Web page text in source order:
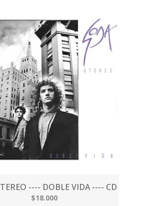
---- DOBLE VIDA ---- CD
$18.000